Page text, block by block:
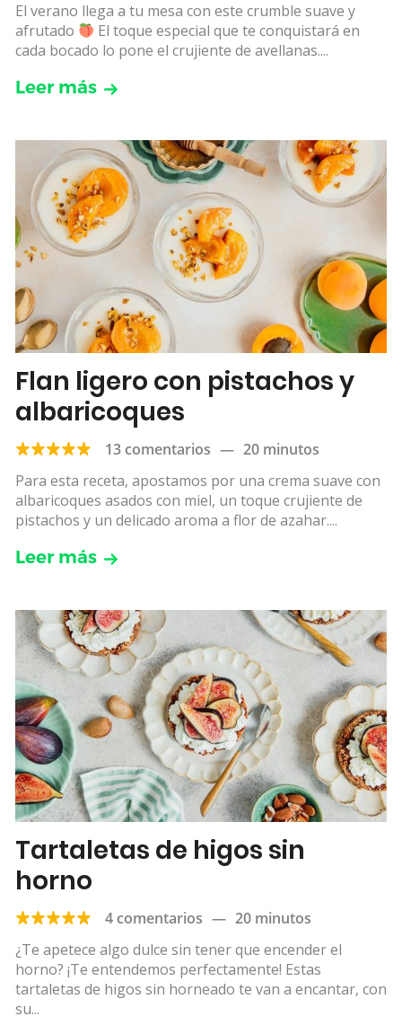
El verano llega a tu mesa con este crumble suave y
afrutado
El toque especial que te conquistará en
cada bocado lo pone el crujiente de avellanas....
Leer más
Flan ligero con pistachos y
albaricoques
13 comentarios — 20 minutos
Para esta receta, apostamos por una crema suave con
albaricoques asados con miel, un toque crujiente de
pistachos y un delicado aroma a flor de azahar....
Leer más
Tartaletas de higos sin
horno
4 comentarios — 20 minutos
¿Te apetece algo dulce sin tener que encender el
horno? ¡Te entendemos perfectamente! Estas
tartaletas de higos sin horneado te van a encantar, con
su...